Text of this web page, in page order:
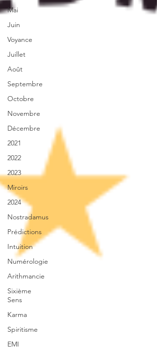
Mai
Juin
Voyance
Juillet
Août
Septembre
Octobre
Novembre
Décembre
2021
2022
2023
Miroirs
2024
Nostradamus
Prédictions
Intuition
Numérologie
Arithmancie
Sixième
Sens
Karma
Spiritisme
EMI